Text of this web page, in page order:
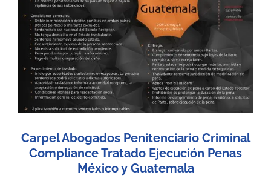
Carpel Abogados Penitenciario Criminal
Compliance Tratado Ejecución Penas
México y Guatemala